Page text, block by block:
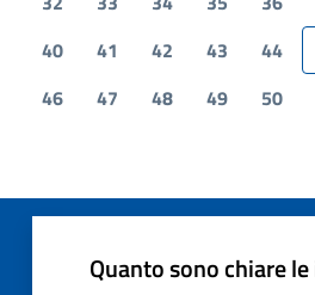
40
41 42 43 44
46
47 48 49 50
Quanto sono chiare